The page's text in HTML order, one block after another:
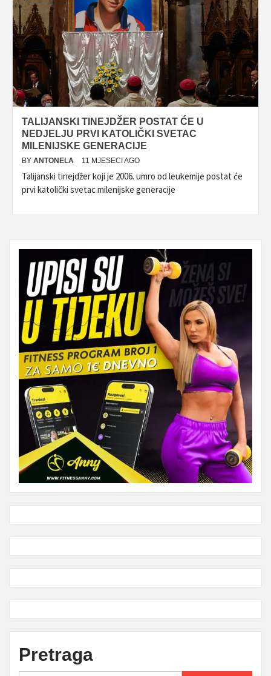
TALIJANSKI TINEJDŽER POSTAT ĆE U
NEDJELJU PRVI KATOLIČKI SVETAC
MILENIJSKE GENERACIJE
BY ANTONELA 11 MJESECI AGO
Talijanski tinejdžer koji je 2006. umro od leukemije postat će
prvi katolički svetac milenijske generacije
Pretraga